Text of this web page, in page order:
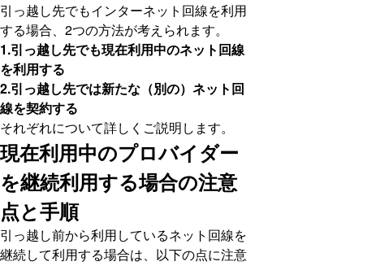
引っ越し先でもインターネット回線を利用
する場合、2つの方法が考えられます。
1.引っ越し先でも現在利用中のネット回線
を利用する
2.引っ越し先では新たな（別の）ネット回
線を契約する
それぞれについて詳しくご説明します。
現在利用中のプロバイダー
を継続利用する場合の注意
点と手順
引っ越し前から利用しているネット回線を
継続して利用する場合は、以下の点に注意